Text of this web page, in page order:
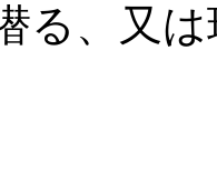
る、又